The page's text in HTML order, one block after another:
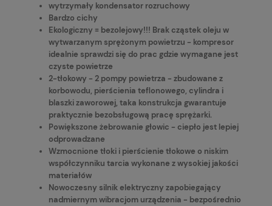
wytrzymały kondensator rozruchowy
Bardzo cichy
Ekologiczny = bezolejowy!!! Brak cząstek oleju w
wytwarzanym sprężonym powietrzu - kompresor
idealnie sprawdzi się do prac gdzie wymagane jest
czyste powietrze
2-tłokowy - 2 pompy powietrza - zbudowane z
korbowodu, pierścienia teflonowego, cylindra i
blaszki zaworowej, taka konstrukcja gwarantuje
praktycznie bezobsługową pracę sprężarki.
Powiększone żebrowanie głowic - ciepło jest lepiej
odprowadzane
Wzmocnione tłoki i pierścienie tłokowe o niskim
współczynniku tarcia wykonane z wysokiej jakości
materiałów
Nowoczesny silnik elektryczny zapobiegający
nadmiernym wibracjom urządzenia - bezpośrednio